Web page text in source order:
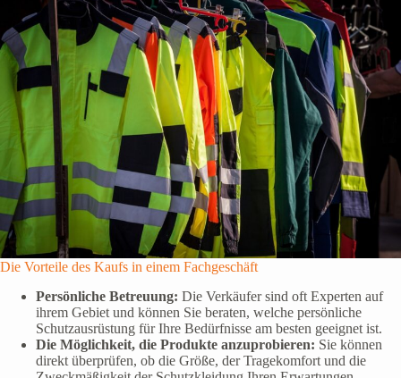
Die Vorteile des Kaufs in einem Fachgeschäft
Persönliche Betreuung: Die Verkäufer sind oft Experten auf
ihrem Gebiet und können Sie beraten, welche persönliche
Schutzausrüstung für Ihre Bedürfnisse am besten geeignet ist.
Die Möglichkeit, die Produkte anzuprobieren: Sie können
direkt überprüfen, ob die Größe, der Tragekomfort und die